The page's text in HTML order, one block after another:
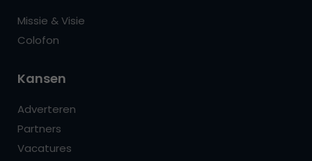
Missie & Visie
Colofon
Kansen
Adverteren
Partners
Vacatures